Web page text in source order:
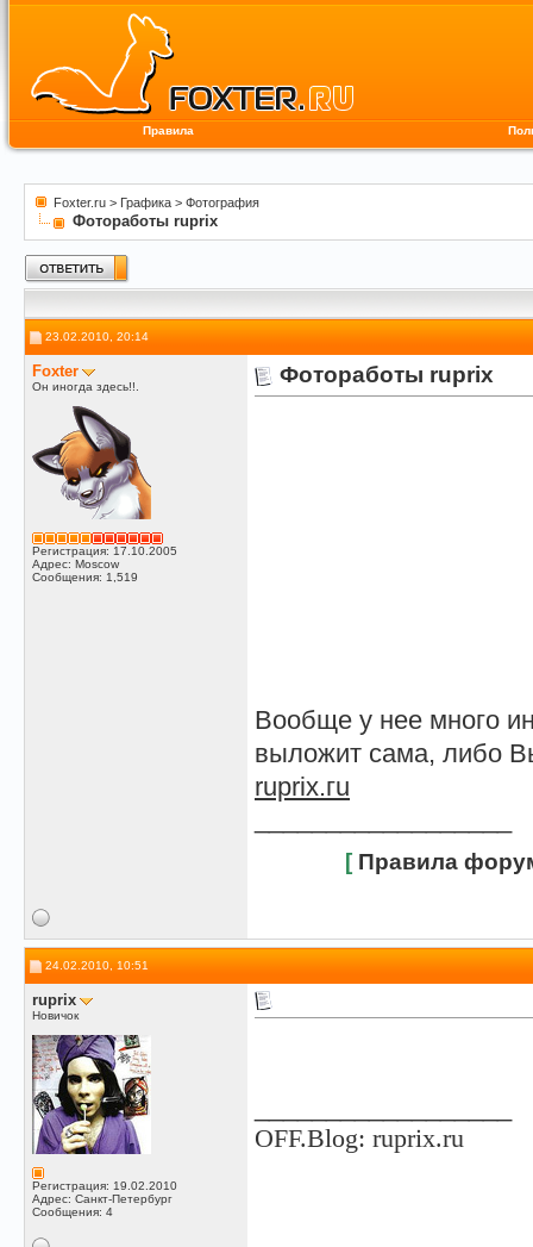
Правила
Foxter.ru > Графика > Фотография
Фотоработы ruprix
23.02.2010, 20:14
Foxter
Он иногда здесь!!.
Регистрация: 17.10.2005
Адрес: Moscow
Сообщения: 1,519
Фотоработы ruprix
Вообще у нее много
выложит сама, либо
ruprix.гu
[ Правила
24.02.2010, 10:51
ruprix
Новичок
Регистрация: 19.02.2010
Адрес: Санкт-Петербург
Сообщения: 4
OFF.Blog: ruprix.ru